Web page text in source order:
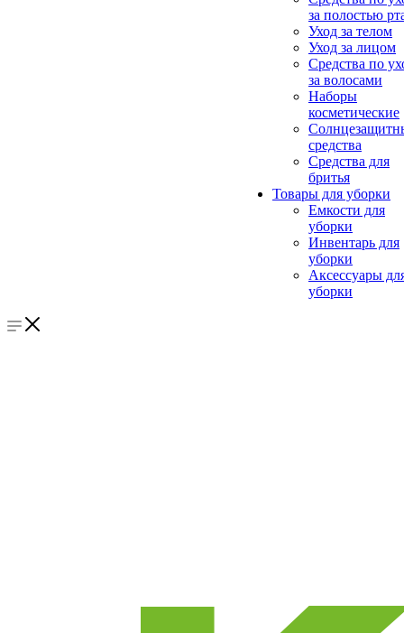
за полостью
Уход за телом
Уход за лицом
Средства по
за волосами
Наборы
косметические
средства
Средства для
бритья
Товары для уборки
Емкости для
уборки
Инвентарь для
уборки
Аксессуары
уборки